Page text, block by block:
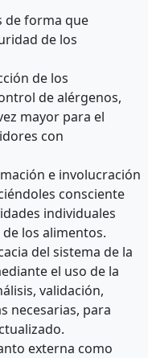
de forma que
de los
de los
de alérgenos,
mayor para el
con
e involucración
consciente
individuales
los alimentos.
del sistema de la
el uso de la
validación,
necesarias, para
externa como